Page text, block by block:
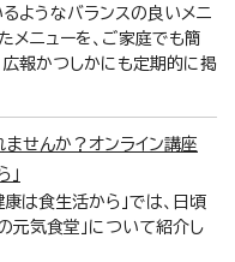
るようなバランスの良いメニ
メニューを、ご家庭でも簡
広報かつしかにも定期的に掲
ませんか？オンライン講座
」
は食生活から」では、日頃
元気食堂」について紹介し